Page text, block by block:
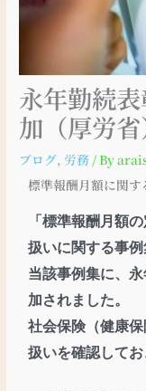
永年勤続
加（厚労省
ブログ,労務 / By
標準報酬月額に関す
「標準報酬月額
扱いに関する事
当該事例集に、
加されました。
社会保険（健康
扱いを確認して